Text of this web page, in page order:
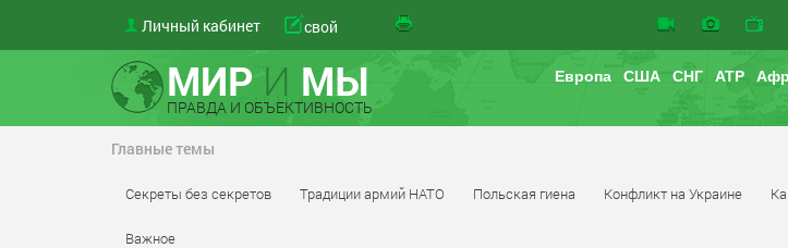
Личный кабинет свой
МИР И МЫ
ПРАВДА И ОБЪЕКТИВНОСТЬ
Европа США СНГ АТР
Главные темы
Секреты без секретов Традиции армий НАТО Польская гиена Конфликт на Украине
Важное